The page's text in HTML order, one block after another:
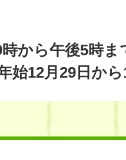
から午後5時ま
始12月29日か